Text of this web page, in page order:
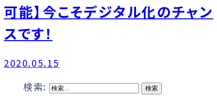
可能】今こそデジタル化のチャン
スです！
2020.05.15
検索: